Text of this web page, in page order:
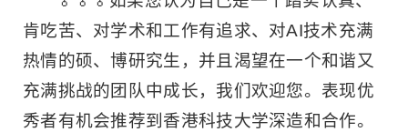
肯吃苦、对学术和工作有追求、对AI技术充满
热情的硕、博研究生，并且渴望在一个和谐又
充满挑战的团队中成长，我们欢迎您。表现优
秀者有机会推荐到香港科技大学深造和合作。